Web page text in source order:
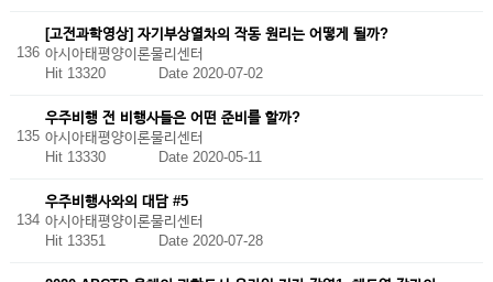
136
[고전과학영상] 자기부상열차의 작동 원리는 어떻게 될까?
아시아태평양이론물리센터
Hit 13320 Date 2020-07-02
135
우주비행 전 비행사들은 어떤 준비를 할까?
아시아태평양이론물리센터
Hit 13330 Date 2020-05-11
134
우주비행사와의 대담 #5
아시아태평양이론물리센터
Hit 13351 Date 2020-07-28